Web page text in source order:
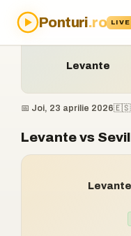
Ponturi.ro LIVE
Acasă›Ponturi›Levante vs
Levante
📅 Joi, 23 aprilie 2026🇪🇸
Levante vs
Levante